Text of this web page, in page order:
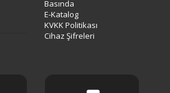
Basında
E-Katalog
KVKK Politikası
Cihaz Şifreleri